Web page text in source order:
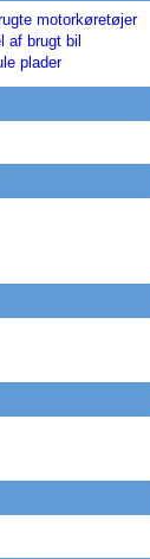
motorkøretøjer
af brugt bil
plader